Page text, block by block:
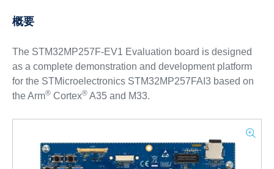
概要
The STM32MP257F-EV1 Evaluation board is designed
as a complete demonstration and development platform
for the STMicroelectronics STM32MP257FAI3 based on
the Arm®Cortex®A35 and M33.